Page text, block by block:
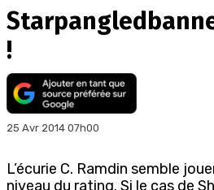
!
25 Avr 2014 07h00
L’écurie C. Ramdin semble
niveau du rating. Si le cas de